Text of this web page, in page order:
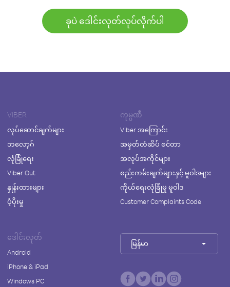
ခုပဲ ဒေါင်းလုတ်လုပ်လိုက်ပါ
VIBER
လုပ်ဆောင်ချက်များ
ဘလော့ဂ်
လုံခြုံရေး
Viber Out
နှုန်းထားများ
ပံ့ပိုးမှု
ကုမ္ပဏီ
Viber အကြောင်း
အမှတ်တံဆိပ် စင်တာ
အလုပ်အကိုင်များ
စည်းကမ်းချက်များနှင့် မူဝါဒများ
ကိုယ်ရေးလုံခြုံမှု မူဝါဒ
Customer Complaints Code
ဒေါင်းလုတ်
Android
iPhone & iPad
Windows PC
မြန်မာ